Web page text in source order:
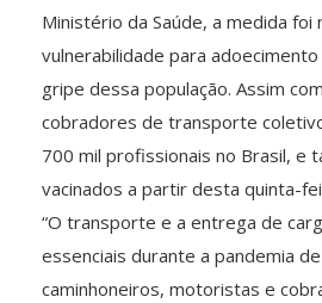
Ministério da Saúde, a medida foi
vulnerabilidade para
gripe dessa população. Assim
cobradores de transporte
700 mil profissionais no Brasil, e
vacinados a partir desta quinta-
“O transporte e a entrega de
essenciais durante a pandemia
caminhoneiros, motoristas e